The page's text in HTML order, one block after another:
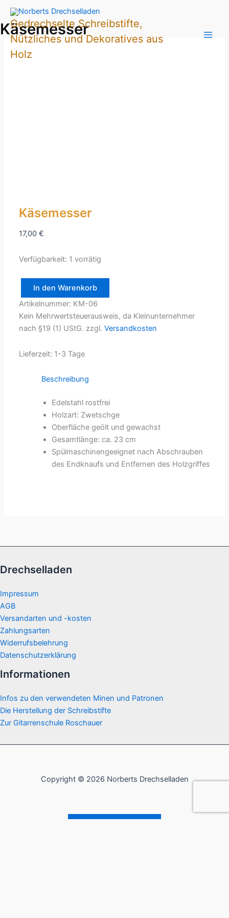
Zum
Inhalt
springen
Gedrechselte Schreibstifte,
Nützliches und Dekoratives aus
Holz
Käsemesser
Käsemesser
17,00€
Verfügbarkeit: 1 vorrätig
Menge
In den Warenkorb
Artikelnummer: KM-06
Kein Mehrwertsteuerausweis, da Kleinunternehmer
nach §19 (1) UStG. zzgl.Versandkosten
Lieferzeit: 1-3 Tage
Beschreibung
Edelstahl rostfrei
Holzart: Zwetschge
Oberfläche geölt und gewachst
Gesamtlänge: ca. 23 cm
Spülmaschinengeeignet nach Abschrauben
des Endknaufs und Entfernen des Holzgriffes
Drechselladen
Impressum
AGB
Versandarten und -kosten
Zahlungsarten
Widerrufsbelehrung
Datenschutzerklärung
Informationen
Infos zu den verwendeten Minen und Patronen
Die Herstellung der Schreibstifte
Zur Gitarrenschule Roschauer
Copyright © 2026 Norberts Drechselladen